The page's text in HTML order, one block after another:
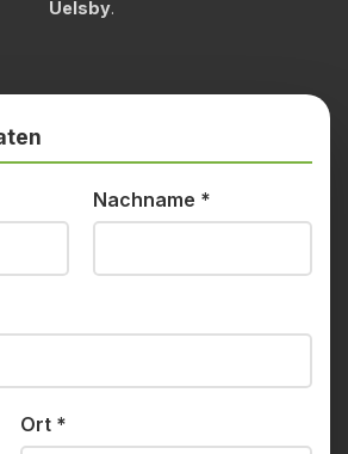
Uelsby.
Nachname *
Ort *